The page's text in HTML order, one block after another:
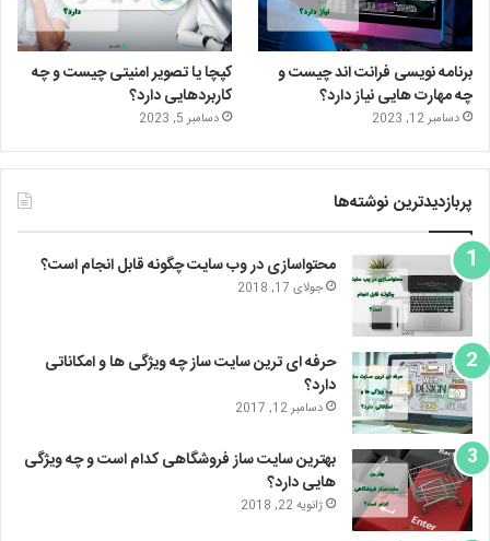
برنامه نویسی فرانت اند چیست و
چه مهارت هایی نیاز دارد؟
دسامبر 12, 2023
کپچا یا تصویر امنیتی چیست و چه
کاربردهایی دارد؟
دسامبر 5, 2023
پربازدیدترین نوشته‌ها
محتواسازی در وب سایت چگونه قابل انجام است؟
جولای 17, 2018
حرفه ای ترین سایت ساز چه ویژگی ها و امکاناتی
دارد؟
دسامبر 12, 2017
بهترین سایت ساز فروشگاهی کدام است و چه ویژگی
هایی دارد؟
ژانویه 22, 2018